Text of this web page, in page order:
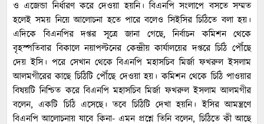
ও এজেন্ডা নির্ধারণ করে দেওয়া হয়নি। বিএনপি সংলাপে বসতে সম্মত
হলেই সময় নিয়ে আলোচনা হতে পারে বলেও সিইসির চিঠিতে বলা হয়।
এদিকে বিএনপির দপ্তর সূত্রে জানা গেছে, নির্বাচন কমিশন থেকে
বৃহস্পতিবার বিকালে নয়াপল্টনের কেন্দ্রীয় কার্যালয়ের দপ্তরে চিঠি পৌঁছে
দেয় ইসি। পরে সেখান থেকে বিএনপি মহাসচিব মির্জা ফখরুল ইসলাম
আলমগীরের কাছে চিঠিটি পৌঁছে দেওয়া হয়। কমিশন থেকে চিঠি পাওয়ার
বিষয়টি নিশ্চিত করে বিএনপি মহাসচিব মির্জা ফখরুল ইসলাম আলমগীর
বলেন, একটি চিঠি এসেছে। তবে চিঠিটি দেখা হয়নি। ইসির আমন্ত্রণে
বিএনপি আলোচনায় যাবে কিনা- এমন প্রশ্নে তিনি বলেন, চিঠিতে কী আছে